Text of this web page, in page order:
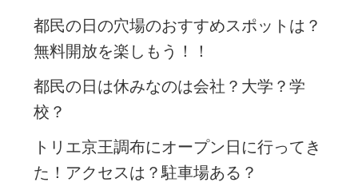
都民の日の穴場のおすすめスポットは？
無料開放を楽しもう！！
都民の日は休みなのは会社？大学？学
校？
トリエ京王調布にオープン日に行ってき
た！アクセスは？駐車場ある？